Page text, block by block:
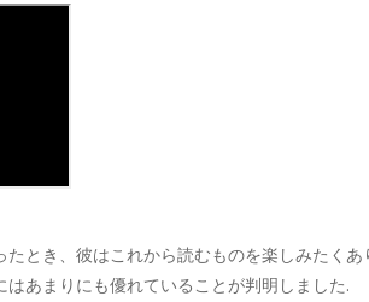
とき、彼はこれから読むものを楽しみたく
あまりにも優れていることが判明しました.